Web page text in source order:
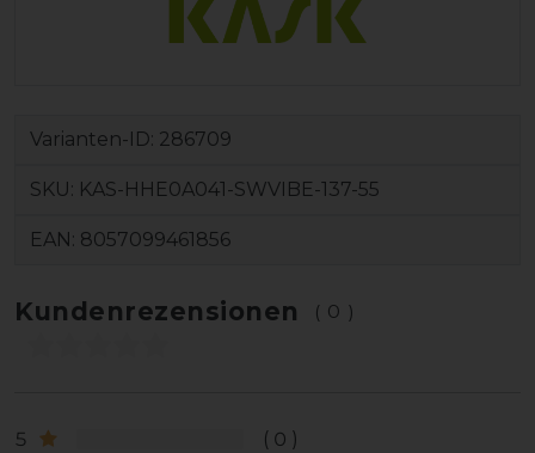
Varianten-ID: 286709
SKU: KAS-HHE0A041-SWVIBE-137-55
EAN: 8057099461856
Kundenrezensionen (0)
5
0